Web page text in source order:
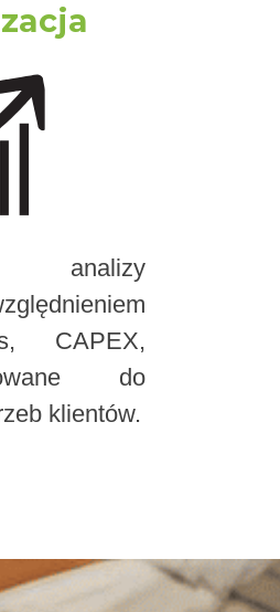
analizy
CAPEX,
do
klientów.